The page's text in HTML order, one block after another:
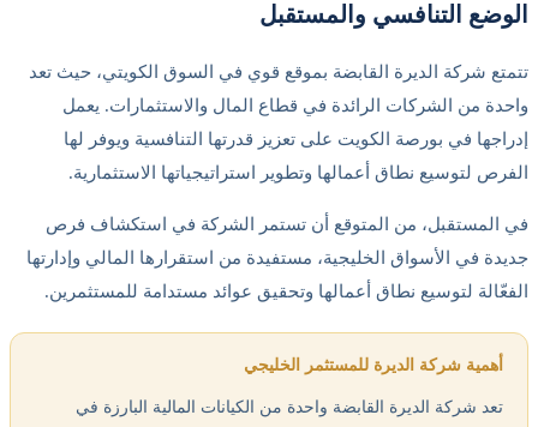
الوضع التنافسي والمستقبل
تتمتع شركة الديرة القابضة بموقع قوي في السوق الكويتي، حيث تعد
واحدة من الشركات الرائدة في قطاع المال والاستثمارات. يعمل
إدراجها في بورصة الكويت على تعزيز قدرتها التنافسية ويوفر لها
الفرص لتوسيع نطاق أعمالها وتطوير استراتيجياتها الاستثمارية.
في المستقبل، من المتوقع أن تستمر الشركة في استكشاف فرص
جديدة في الأسواق الخليجية، مستفيدة من استقرارها المالي وإدارتها
الفعّالة لتوسيع نطاق أعمالها وتحقيق عوائد مستدامة للمستثمرين.
أهمية شركة الديرة للمستثمر الخليجي
تعد شركة الديرة القابضة واحدة من الكيانات المالية البارزة في